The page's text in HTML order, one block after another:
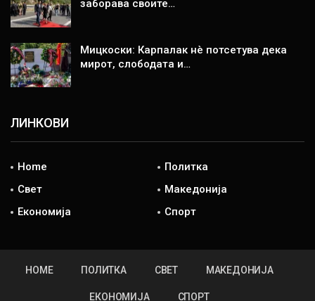
заборава своите…
Мицкоски: Карпалак нè потсетува дека
мирот, слободата и…
ЛИНКОВИ
Home
Политка
Свет
Македонија
Економија
Спорт
HOME ПОЛИТКА СВЕТ МАКЕДОНИЈА
ЕКОНОМИЈА СПОРТ